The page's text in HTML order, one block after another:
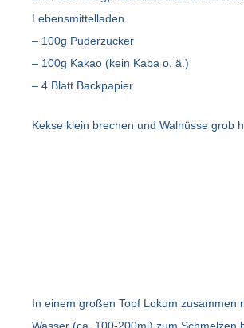
Lebensmittelladen.
– 100g Puderzucker
– 100g Kakao (kein Kaba o. ä.)
– 4 Blatt Backpapier
Kekse klein brechen und Walnüsse grob
In einem großen Topf Lokum zusammen